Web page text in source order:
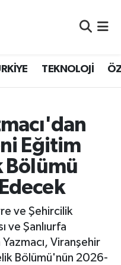
TEKNOLOJİ
Eğitim
Bölümü
ve Şehircilik
ve Şanlıurfa
Viranşehir
Bölümü'nün 2026-
Fikstür